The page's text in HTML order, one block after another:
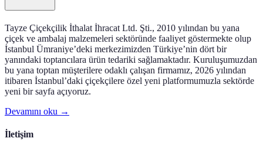
Tayze Çiçekçilik İthalat İhracat Ltd. Şti., 2010 yılından bu yana
çiçek ve ambalaj malzemeleri sektöründe faaliyet göstermekte olup
İstanbul Ümraniye’deki merkezimizden Türkiye’nin dört bir
yanındaki toptancılara ürün tedariki sağlamaktadır. Kuruluşumuzdan
bu yana toptan müşterilere odaklı çalışan firmamız, 2026 yılından
itibaren İstanbul’daki çiçekçilere özel yeni platformumuzla sektörde
yeni bir sayfa açıyoruz.
Devamını oku →
İletişim